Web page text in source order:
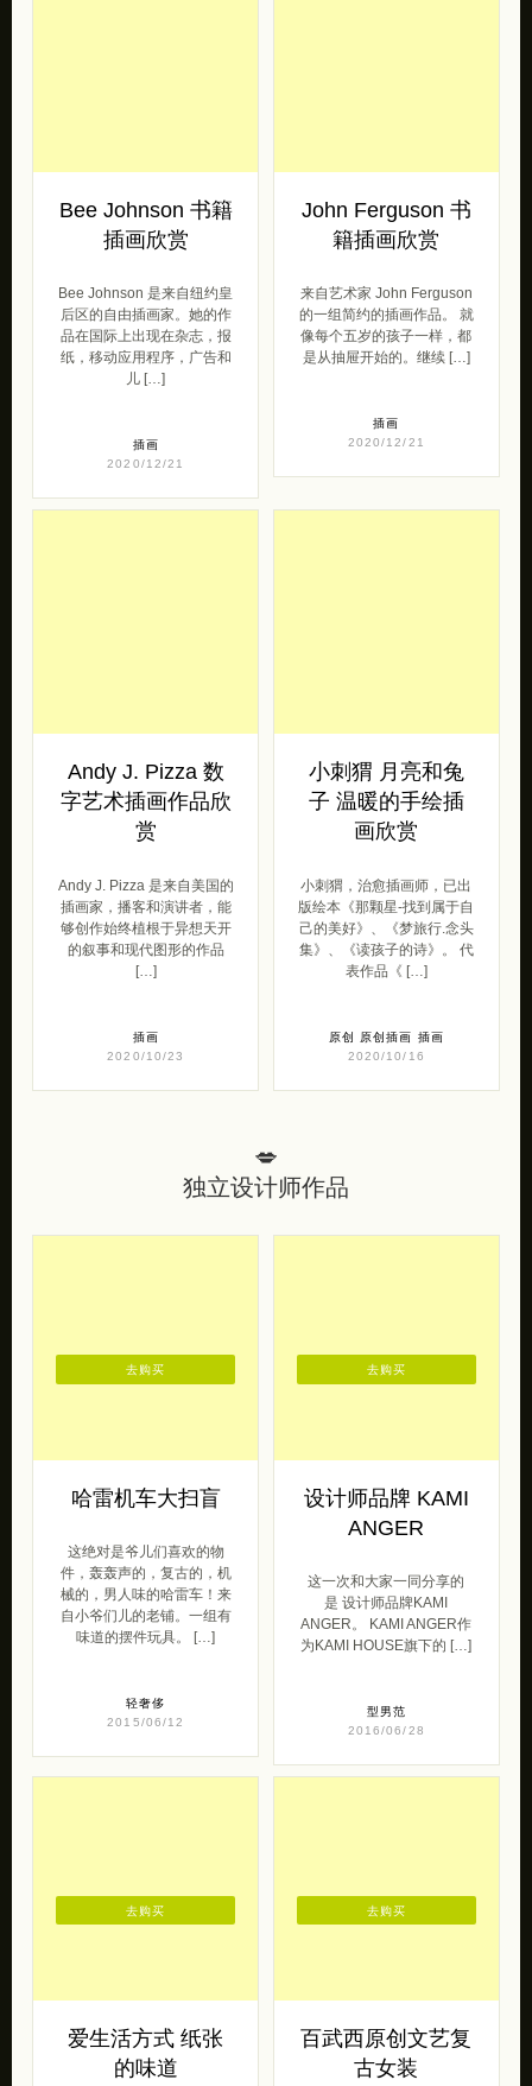
Bee Johnson 书籍
插画欣赏
Bee Johnson 是来自纽约皇
后区的自由插画家。她的作
品在国际上出现在杂志，报
纸，移动应用程序，广告和
儿 […]
插画
2020/12/21
John Ferguson 书
籍插画欣赏
来自艺术家 John Ferguson
的一组简约的插画作品。 就
像每个五岁的孩子一样，都
是从抽屉开始的。继续 […]
插画
2020/12/21
Andy J. Pizza 数
字艺术插画作品欣
赏
Andy J. Pizza 是来自美国的
插画家，播客和演讲者，能
够创作始终植根于异想天开
的叙事和现代图形的作品
[…]
插画
2020/10/23
小刺猬 月亮和兔
子 温暖的手绘插
画欣赏
小刺猬，治愈插画师，已出
版绘本《那颗星-找到属于自
己的美好》、《梦旅行.念头
集》、《读孩子的诗》。 代
表作品《 […]
原创 原创插画 插画
2020/10/16
💋
独立设计师作品
哈雷机车大扫盲
这绝对是爷儿们喜欢的物
件，轰轰声的，复古的，机
械的，男人味的哈雷车！来
自小爷们儿的老铺。一组有
味道的摆件玩具。 […]
轻奢侈
2015/06/12
去购买
设计师品牌 KAMI
ANGER
这一次和大家一同分享的
是 设计师品牌KAMI
ANGER。 KAMI ANGER作
为KAMI HOUSE旗下的 […]
型男范
2016/06/28
去购买
爱生活方式 纸张
的味道
去购买
百武西原创文艺复
古女装
去购买